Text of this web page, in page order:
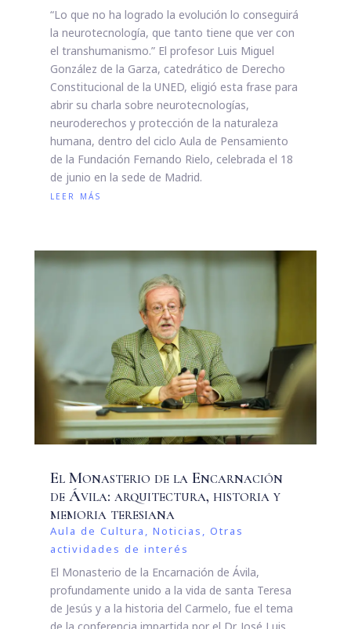
“Lo que no ha logrado la evolución lo conseguirá
la neurotecnología, que tanto tiene que ver con
el transhumanismo.” El profesor Luis Miguel
González de la Garza, catedrático de Derecho
Constitucional de la UNED, eligió esta frase para
abrir su charla sobre neurotecnologías,
neuroderechos y protección de la naturaleza
humana, dentro del ciclo Aula de Pensamiento
de la Fundación Fernando Rielo, celebrada el 18
de junio en la sede de Madrid.
leer más
El Monasterio de la Encarnación
de Ávila: arquitectura, historia y
memoria teresiana
Aula de Cultura , Noticias , Otras
actividades de interés
El Monasterio de la Encarnación de Ávila,
profundamente unido a la vida de santa Teresa
de Jesús y a la historia del Carmelo, fue el tema